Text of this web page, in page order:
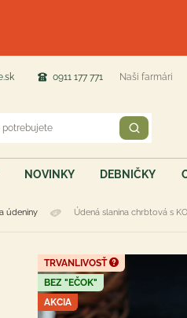
0911 177 771 Naši farmári
NOVINKY DEBNIČKY
údeniny Údená slanina chrbtová s
TRVANLIVOSŤ
BEZ "EČOK"
AKCIA